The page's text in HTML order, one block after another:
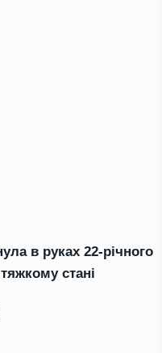
в руках 22-річного
стані